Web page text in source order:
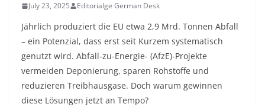
July 23, 2025 Editorialge German Desk
Jährlich produziert die EU etwa 2,9 Mrd. Tonnen Abfall
– ein Potenzial, dass erst seit Kurzem systematisch
genutzt wird. Abfall-zu-Energie- (AfzE)-Projekte
vermeiden Deponierung, sparen Rohstoffe und
reduzieren Treibhausgase. Doch warum gewinnen
diese Lösungen jetzt an Tempo?